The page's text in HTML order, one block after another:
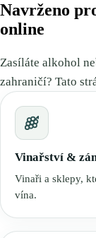
Navrženo
online
Zasíláte alkohol
zahraničí? Tato
Vinařství &
Vinaři a sklepy,
vína.